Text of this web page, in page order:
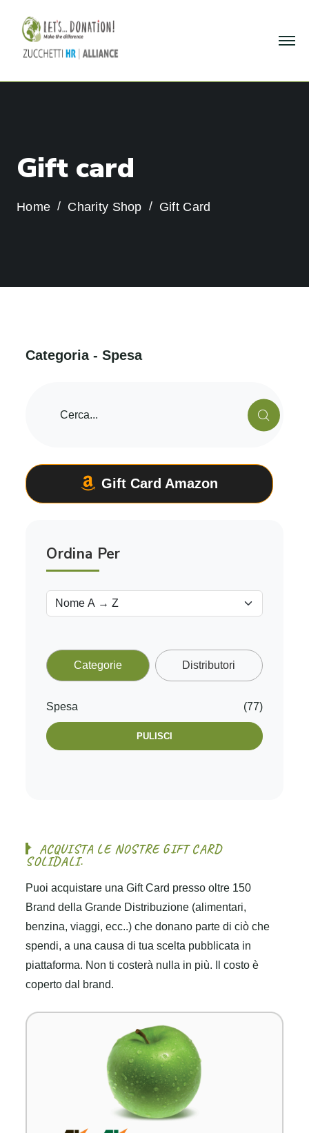
Gift card
Home Charity Shop Gift Card
Categoria - Spesa
ACQUISTA LE NOSTRE GIFT CARD
SOLIDALI.
Puoi acquistare una Gift Card presso oltre 150
Brand della Grande Distribuzione (alimentari,
benzina, viaggi, ecc..) che donano parte di ciò che
spendi, a una causa di tua scelta pubblicata in
piattaforma. Non ti costerà nulla in più. Il costo è
coperto dal brand.
Gift Card Amazon
Ordina Per
Categorie Distributori
Spesa (77)
PULISCI